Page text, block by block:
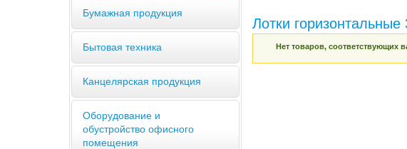
Бумажная продукция
Бытовая техника
Канцелярская продукция
Оборудование и
обустройство офисного
помещения
Лотки
Нет товаров, соответствующих